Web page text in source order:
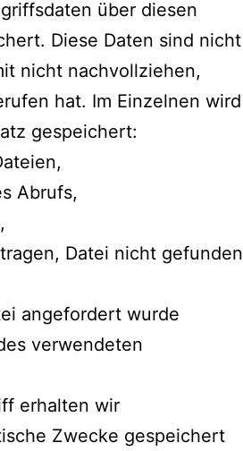
über diesen
Diese Daten sind nicht
nicht nachvollziehen,
hat. Im Einzelnen wird
gespeichert:
Abrufs,
Datei nicht gefunden
angefordert wurde
verwendeten
erhalten wir
Zwecke gespeichert